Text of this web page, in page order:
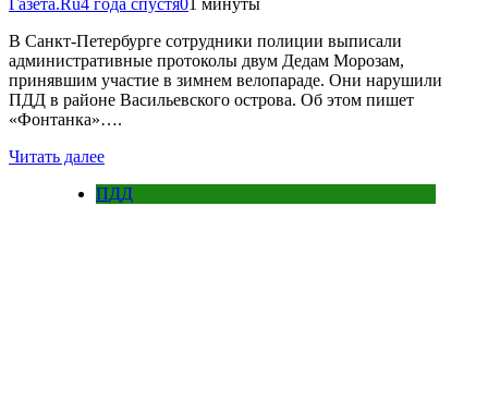
Газета.Ru4 года спустя01 минуты
В Санкт-Петербурге сотрудники полиции выписали
административные протоколы двум Дедам Морозам,
принявшим участие в зимнем велопараде. Они нарушили
ПДД в районе Васильевского острова. Об этом пишет
«Фонтанка»….
Читать далее
ПДД